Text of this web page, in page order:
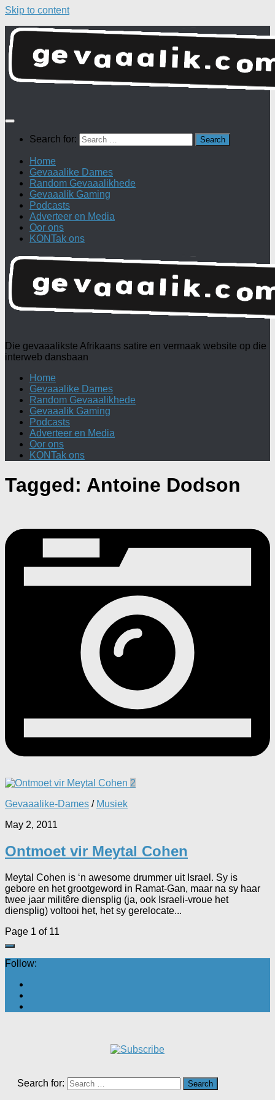
Skip to content
Search for:
Home
Gevaaalike Dames
Random Gevaaalikhede
Gevaaalik Gaming
Podcasts
Adverteer en Media
Oor ons
KONTak ons
Die gevaaalikste Afrikaans satire en vermaak website op die
interweb dansbaan
Home
Gevaaalike Dames
Random Gevaaalikhede
Gevaaalik Gaming
Podcasts
Adverteer en Media
Oor ons
KONTak ons
Tagged: Antoine Dodson
2
Gevaaalike-Dames / Musiek
May 2, 2011
Ontmoet vir Meytal Cohen
Meytal Cohen is ‘n awesome drummer uit Israel. Sy is
gebore en het grootgeword in Ramat-Gan, maar na sy haar
twee jaar militêre diensplig (ja, ook Israeli-vroue het
diensplig) voltooi het, het sy gerelocate...
Page 1 of 11
Follow:
Search for: